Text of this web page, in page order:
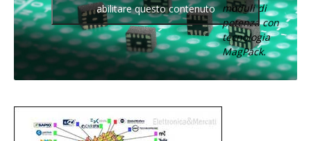
moduli di
potenza con
tecnologia
MagPack.
abilitare questo contenuto